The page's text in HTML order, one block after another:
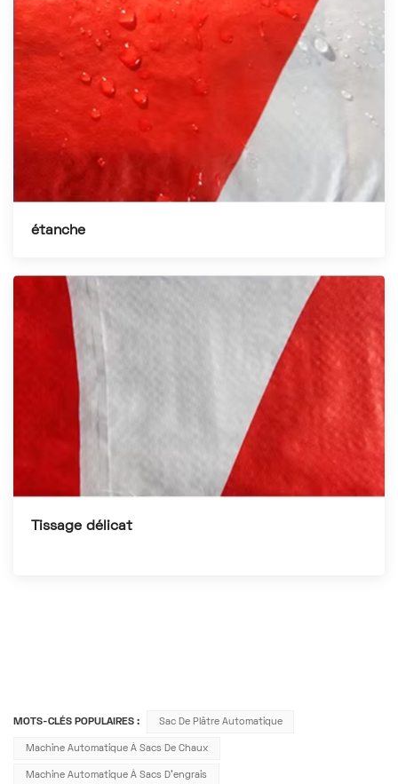
étanche
Tissage délicat
MOTS-CLÉS POPULAIRES : Sac De Plâtre Automatique
Machine Automatique À Sacs De Chaux
Machine Automatique À Sacs D'engrais